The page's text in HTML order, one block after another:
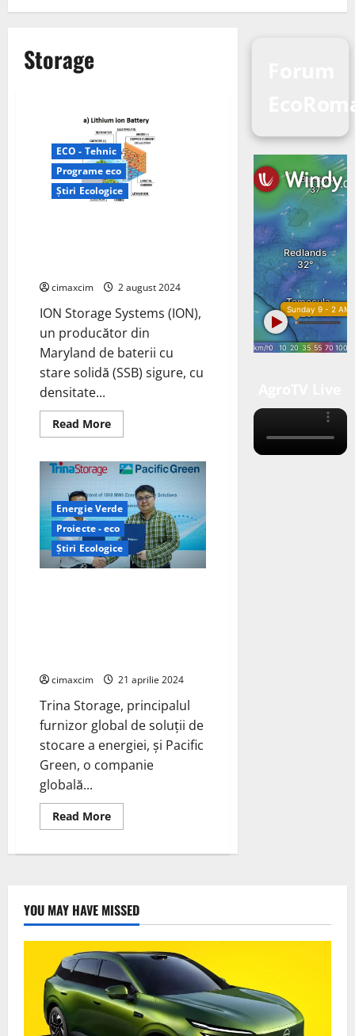
Storage
ECO - Tehnic
Programe eco
Știri Ecologice
cimaxcim 2 august 2024
ION Storage Systems (ION),
un producător din
Maryland de baterii cu
stare solidă (SSB) sigure, cu
densitate...
Read MoreRead
more
cu
stare
solidă
fără
anod
și
fără
compresie
a
Sistemului
Energie Verde
Proiecte - eco
Știri Ecologice
cimaxcim 21 aprilie 2024
Trina Storage, principalul
furnizor global de soluții de
stocare a energiei, și Pacific
Green, o companie
globală...
Read MoreRead
more
Storage
semnează
o
scrisoare
de
intenție
pentru
un
sistem
de
stocare
a
energiei
YOU MAY HAVE MISSED